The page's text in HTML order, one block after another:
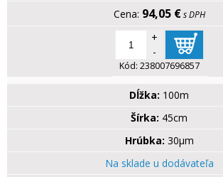
94,05 € s DPH
+
-
Kód: 238007696857
Dĺžka: 100m
Šírka: 45cm
Hrúbka: 30µm
Na sklade u dodávateľa